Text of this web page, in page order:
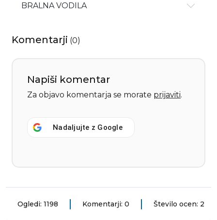
BRALNA VODILA
Komentarji (0)
Napiši komentar
Za objavo komentarja se morate prijaviti.
Nadaljujte z Google
Ogledi: 1198 Komentarji: 0 Število ocen: 2